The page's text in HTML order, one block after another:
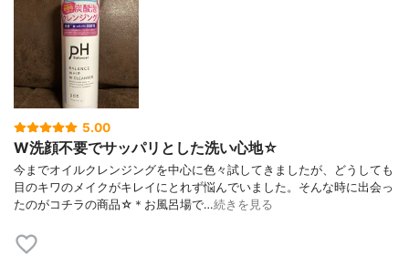
5.00
W洗顔不要でサッパリとした洗い心地☆
今までオイルクレンジングを中心に色々試してきましたが、どうしても
目のキワのメイクがキレイにとれず悩んでいました。そんな時に出会っ
たのがコチラの商品☆＊お風呂場で…続きを見る